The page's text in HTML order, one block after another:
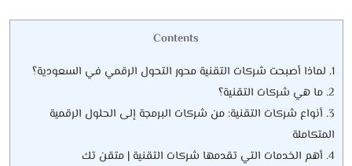
Contents
1. لماذا أصبحت شركات التقنية محور التحول الرقمي في السعودية؟
2. ما هي شركات التقنية؟
3. أنواع شركات التقنية: من شركات البرمجة إلى الحلول الرقمية
المتكاملة
4. أهم الخدمات التي تقدمها شركات التقنية | متقن تك